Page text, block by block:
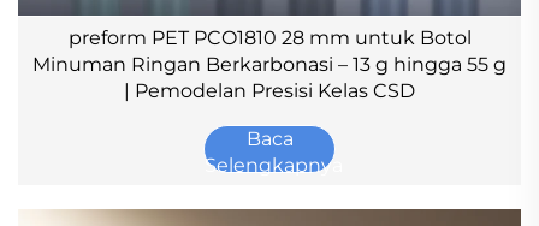
preform PET PCO1810 28 mm untuk Botol
Minuman Ringan Berkarbonasi – 13 g hingga 55 g
| Pemodelan Presisi Kelas CSD
Baca
Selengkapnya